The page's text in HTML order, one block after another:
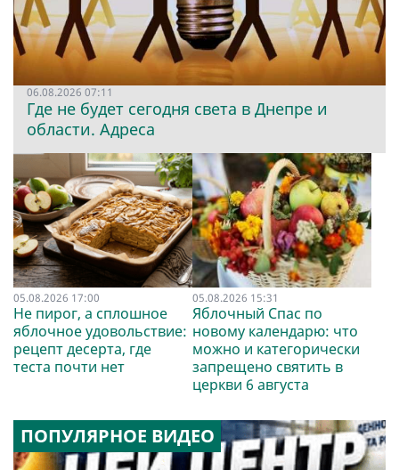
06.08.2026 07:11
Где не будет сегодня света в Днепре и
области. Адреса
05.08.2026 17:00
Не пирог, а сплошное
яблочное удовольствие:
рецепт десерта, где
теста почти нет
05.08.2026 15:31
Яблочный Спас по
новому календарю: что
можно и категорически
запрещено святить в
церкви 6 августа
ПОПУЛЯРНОЕ ВИДЕО